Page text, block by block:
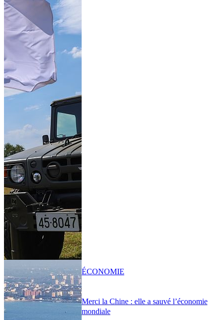
Merci la Chine : elle a sauvé l’économie
mondiale
ÉCONOMIE